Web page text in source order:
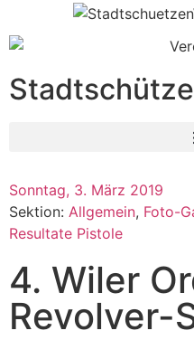
Sonntag, 3. März 2019
Sektion: Allgemein, Foto-
Resultate Pistole
4. Wiler
Revolver-